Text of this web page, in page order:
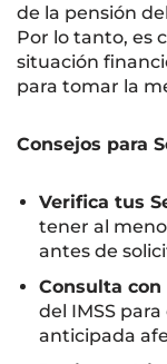
de la pensión
Por lo tanto, es
situación
para tomar la
Consejos para
Verifica tus
tener al
antes de
Consulta con
del IMSS
anticipada